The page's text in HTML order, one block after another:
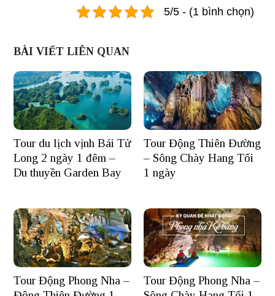
5/5 - (1 bình chọn)
BÀI VIẾT LIÊN QUAN
Tour du lịch vịnh Bái Tử
Long 2 ngày 1 đêm –
Du thuyền Garden Bay
Tour Động Thiên Đường
– Sông Chày Hang Tối
1 ngày
Tour Động Phong Nha –
Tour Động Phong Nha –